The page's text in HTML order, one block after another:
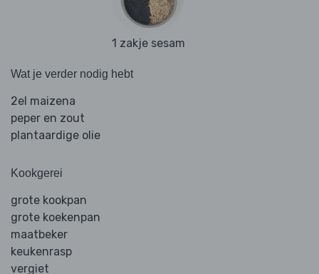
1 zakje sesam
Wat je verder nodig hebt
2el maizena
peper en zout
plantaardige olie
Kookgerei
grote kookpan
grote koekenpan
maatbeker
keukenrasp
vergiet